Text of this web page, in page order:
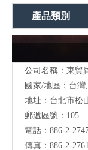
產品類別
公司名稱：東貿
國家/地區：台灣
地址： 台北市松
郵遞區號：105
電話：886-2-
傳真：886-2-